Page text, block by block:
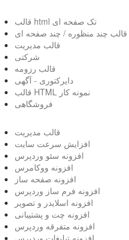
قالب html تک صفحه ای
قالب چند منظوره / چند صفحه ای
قالب مدیریت
شرکتی
قالب رزومه
دایرکتوری - آگهی
قالب HTML نمونه کار
فروشگاهی
قالب مدیریت
افزایش سرعت سایت
افزونه سئو وردپرس
افزونه ووکامرس
افزونه صفحه ساز
افزونه فرم ساز وردپرس
افزونه اسلایدر و تصویر
افزونه چت و پشتیبانی
افزونه متفرقه وردپرس